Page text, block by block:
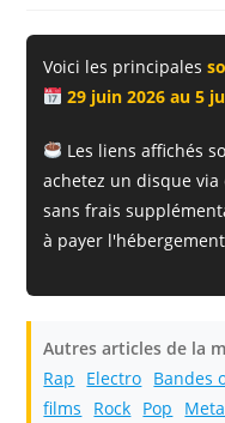
publication :
Voici les principales
29 juin 2026 au 5
Les liens affichés
achetez un disque via
sans frais
à payer
Autres articles de la
Rap
Electro Bandes
films
Rock Pop